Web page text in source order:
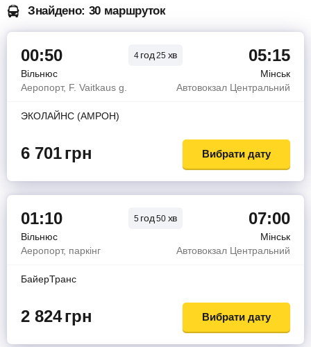
Знайдено: 30 маршруток
00:50 4 год25 хв 05:15
Вільнюс
Мінськ
Аеропорт, F. Vaitkaus g.
Автовокзал Центральний
ЭКОЛАЙНС (АМРОН)
6 701грн Вибрати дату
01:10 5 год50 хв 07:00
Вільнюс
Мінськ
Аеропорт, паркінг
Автовокзал Центральний
БайерТранс
2 824грн Вибрати дату